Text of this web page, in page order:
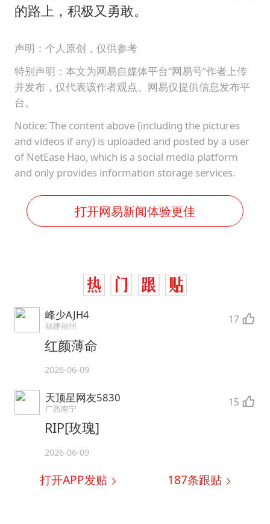
的路上，积极又勇敢。
声明：个人原创，仅供参考
特别声明：本文为网易自媒体平台“网易号”作者上传
并发布，仅代表该作者观点。网易仅提供信息发布平
台。
Notice: The content above (including the pictures
and videos if any) is uploaded and posted by a user
of NetEase Hao, which is a social media platform
and only provides information storage services.
打开网易新闻体验更佳
峰少AJH4
福建福州 17
红颜薄命
2026-06-09
天顶星网友5830
广西南宁 15
RIP[玫瑰]
2026-06-09
打开APP发贴 187条跟贴